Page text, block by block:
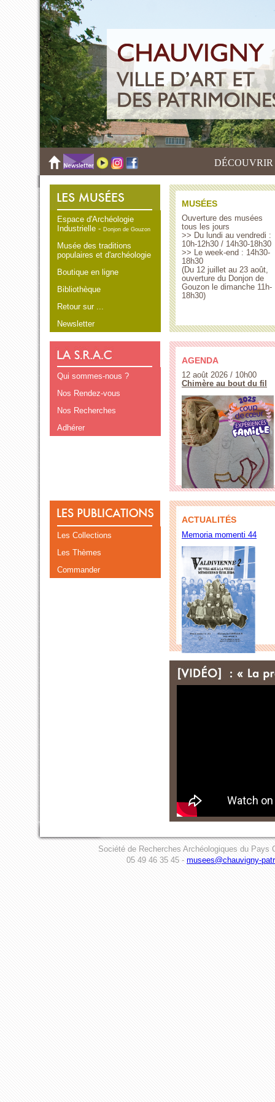
DÉCOUVRIR
Espace d'Archéologie
Industrielle -Donjon de Gouzon
Musée des traditions
populaires et d'archéologie
Boutique en ligne
Bibliothèque
Retour sur ...
Newsletter
MUSÉES
Ouverture des musées
tous les jours
>> Du lundi au vendredi :
10h-12h30 / 14h30-18h30
>> Le week-end : 14h30-
18h30
(Du 12 juillet au 23 août,
ouverture du Donjon de
Gouzon le dimanche 11h-
18h30)
Qui sommes-nous ?
Nos Rendez-vous
Nos Recherches
Adhérer
AGENDA
12 août 2026 / 10h00
Chimère au bout du fil
Les Collections
Les Thèmes
Commander
ACTUALITÉS
Memoria momenti 44
Société de Recherches Archéologiques du
05 49 46 35 45 - musees@chauvigny-